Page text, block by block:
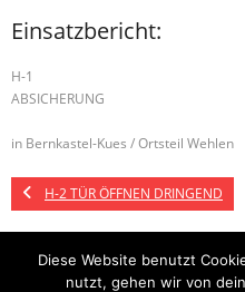
Einsatzbericht:
H-1
ABSICHERUNG
in Bernkastel-Kues / Ortsteil Wehlen
H-2 TÜR ÖFFNEN DRINGEND
Startseite Einsätze
Diese Website benutzt
nutzt, gehen wir von